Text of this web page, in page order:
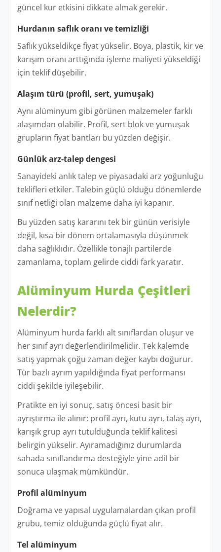
güncel kur etkisini dikkate almak gerekir.
Hurdanın saflık oranı ve temizliği
Saflık yükseldikçe fiyat yükselir. Boya, plastik, kir ve
karışım oranı arttığında işleme maliyeti yükseldiği
için teklif düşebilir.
Alaşım türü (profil, sert, yumuşak)
Aynı alüminyum gibi görünen malzemeler farklı
alaşımdan olabilir. Profil, sert blok ve yumuşak
grupların fiyat bantları bu yüzden değişir.
Günlük arz-talep dengesi
Sanayideki anlık talep ve piyasadaki arz yoğunluğu
teklifleri etkiler. Talebin güçlü olduğu dönemlerde
sınıf netliği olan malzeme daha iyi kapanır.
Bu yüzden satış kararını tek bir günün verisiyle
değil, kısa bir dönem ortalamasıyla düşünmek
daha sağlıklıdır. Özellikle tonajlı partilerde
zamanlama, toplam gelirde ciddi fark yaratır.
Alüminyum Hurda Çeşitleri
Nelerdir?
Alüminyum hurda farklı alt sınıflardan oluşur ve
her sınıf ayrı değerlendirilmelidir. Tek kalemde
satış yapmak çoğu zaman değer kaybı doğurur.
Tür bazlı ayrım yapıldığında fiyat performansı
ciddi şekilde iyileşebilir.
Pratikte en iyi sonuç, satış öncesi basit bir
ayrıştırma ile alınır: profil ayrı, kutu ayrı, talaş ayrı,
karışık grup ayrı tutulduğunda teklif kalitesi
belirgin yükselir. Ayıramadığınız durumlarda
sahada sınıflandırma desteğiyle yine adil bir
sonuca ulaşmak mümkündür.
Profil alüminyum
Doğrama ve yapısal uygulamalardan çıkan profil
grubu, temiz olduğunda güçlü fiyat alır.
Tel alüminyum